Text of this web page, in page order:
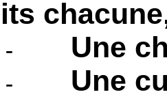
- Une
- Une